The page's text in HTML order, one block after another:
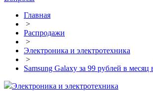
Главная
>
Распродажи
>
Электроника и электротехника
>
Samsung Galaxy за 99 рублей в месяц
Электроника и электротехника